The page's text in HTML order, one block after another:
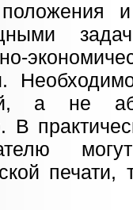
а не
печати,